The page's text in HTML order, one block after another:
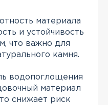
материала
и устойчивость
что важно для
камня.
водопоглощения
материал
снижает риск